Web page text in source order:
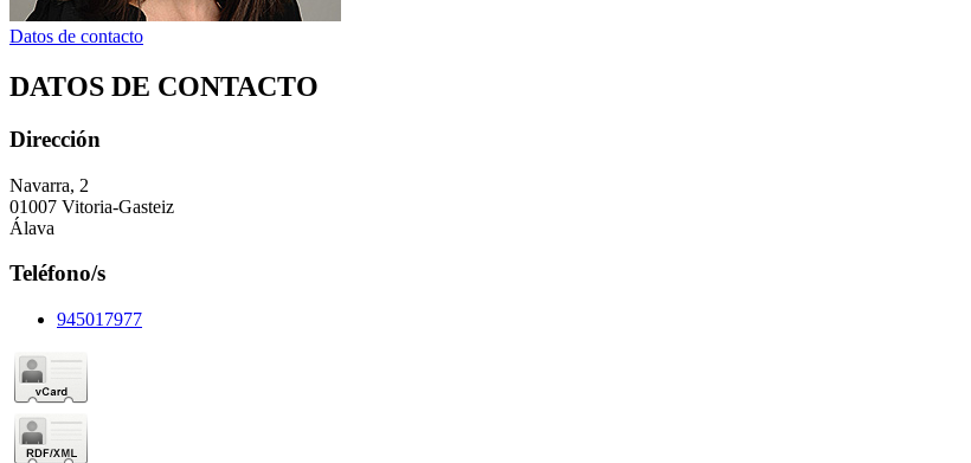
Datos de contacto
DATOS DE CONTACTO
Dirección
Navarra, 2
01007 Vitoria-Gasteiz
Álava
Teléfono/s
945017977